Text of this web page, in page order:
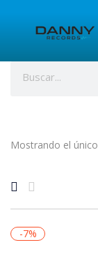
Mostrando el
-7%